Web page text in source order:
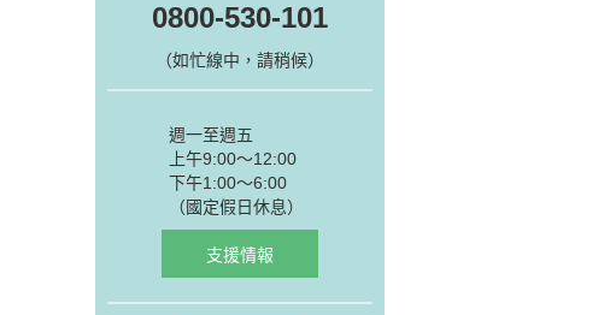
0800-530-101
（如忙線中，請稍候）
週一至週五
上午9:00～12:00
下午1:00～6:00
（國定假日休息）
支援情報